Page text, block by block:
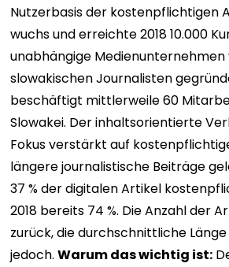
Nutzerbasis der kostenpflichtigen
wuchs und erreichte 2018 10.000
unabhängige Medienunternehmen
slowakischen Journalisten
beschäftigt mittlerweile 60
Slowakei. Der inhaltsorientierte
Fokus verstärkt auf
längere journalistische Beiträge
37 % der digitalen Artikel
2018 bereits 74 %. Die Anzahl der
zurück, die durchschnittliche
jedoch.Warum das wichtig ist: